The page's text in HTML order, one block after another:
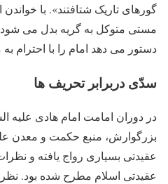
گورهای تاریک شتافتند». با خواندن
مستی متوکل به گریه بدل می
دستور می دهد امام را با احترام به
سدّی دربرابر تحریف ها
در دوران امامت امام هادی علیه
بزرگوارش، منبع حکمت و معدن
عقیدتی بسیاری رواج یافته و
عقیدتی اسلام مطرح شده بود.